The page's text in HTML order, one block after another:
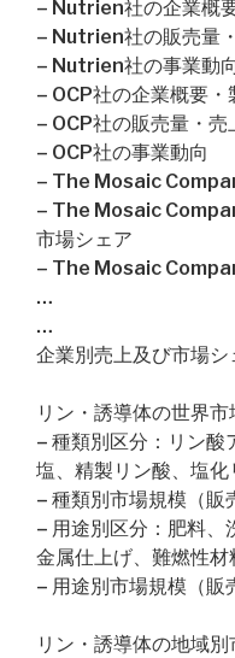
– Nutrien社の企業概
– Nutrien社の販売量
– Nutrien社の事業動
– OCP社の企業概要・
– OCP社の販売量・
– OCP社の事業動向
– The Mosaic
– The Mosaic
市場シェア
– The Mosaic
…
…
企業別売上及び市場シ
リン・誘導体の世界
– 種類別区分：リン酸
塩、精製リン酸、塩
– 種類別市場規模（販
– 用途別区分：肥料、
金属仕上げ、難燃性材
– 用途別市場規模（販
リン・誘導体の地域